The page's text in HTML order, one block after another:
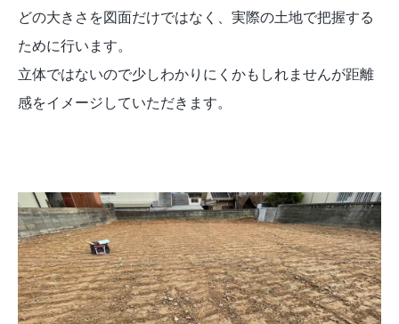
どの大きさを図面だけではなく、実際の土地で把握する
ために行います。
立体ではないので少しわかりにくかもしれませんが距離
感をイメージしていただきます。